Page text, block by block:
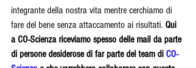
integrante della nostra vita mentre cerchiamo di
fare del bene senza attaccamento ai risultati. Qui
a CO-Scienza riceviamo spesso delle mail da parte
di persone desiderose di far parte del team di CO-